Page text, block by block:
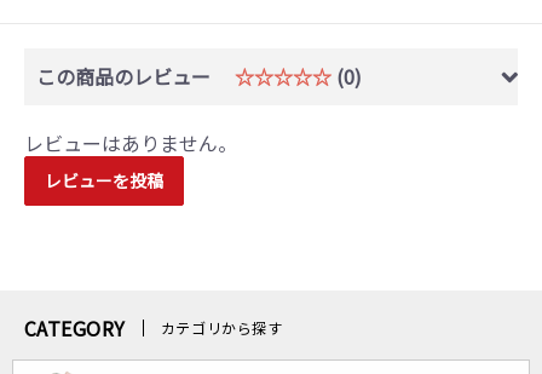
この商品のレビュー ☆☆☆☆☆ (0)
レビューはありません。
レビューを投稿
CATEGORY カテゴリから探す